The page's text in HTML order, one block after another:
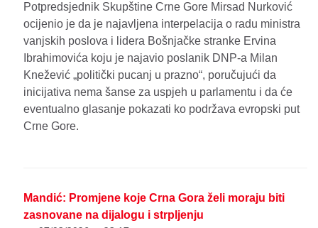
Potpredsjednik Skupštine Crne Gore Mirsad Nurković
ocijenio je da je najavljena interpelacija o radu ministra
vanjskih poslova i lidera Bošnjačke stranke Ervina
Ibrahimovića koju je najavio poslanik DNP-a Milan
Knežević „politički pucanj u prazno“, poručujući da
inicijativa nema šanse za uspjeh u parlamentu i da će
eventualno glasanje pokazati ko podržava evropski put
Crne Gore.
Mandić: Promjene koje Crna Gora želi moraju biti
zasnovane na dijalogu i strpljenju